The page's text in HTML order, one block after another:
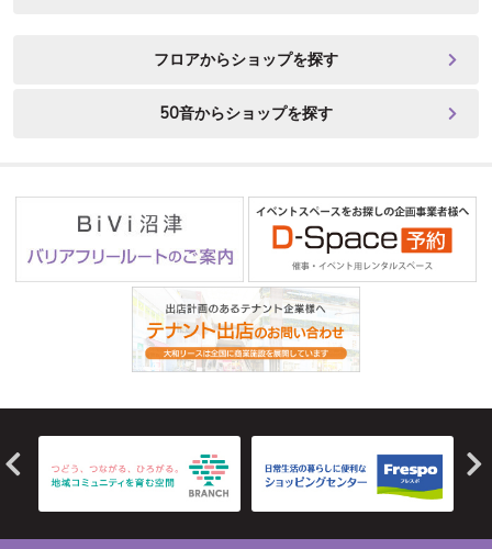
フロアからショップを探す
50音からショップを探す